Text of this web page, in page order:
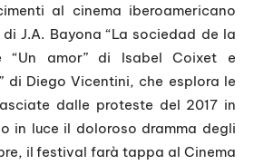
al cinema iberoamericano
J.A. Bayona “La sociedad de la
“Un amor” di Isabel Coixet e
di Diego Vicentini, che esplora le
dalle proteste del 2017 in
in luce il doloroso dramma degli
il festival farà tappa al Cinema